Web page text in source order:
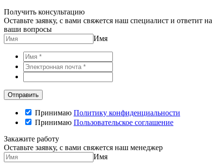
Получить консультацию
Оставьте заявку, с вами свяжется наш специалист и ответит на
ваши вопросы
Имя
Принимаю Политику конфиденциальности
Принимаю Пользовательское соглашение
Закажите работу
Оставьте заявку, с вами свяжется наш менеджер
Имя